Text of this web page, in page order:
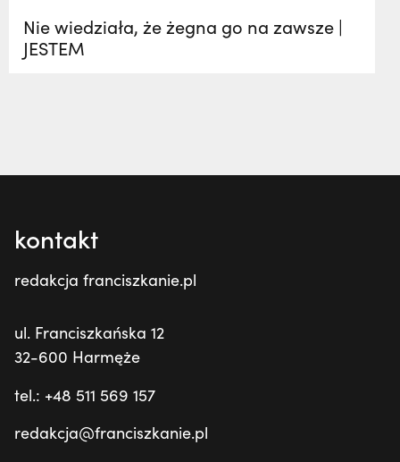
Nie wiedziała, że żegna go na zawsze |
JESTEM
kontakt
redakcja franciszkanie.pl
ul. Franciszkańska 12
32-600 Harmęże
tel.: +48 511 569 157
redakcja@franciszkanie.pl